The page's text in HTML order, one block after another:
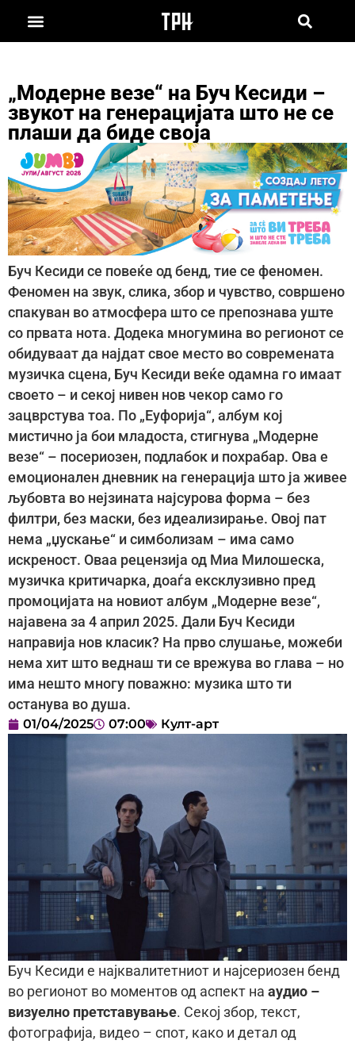
„Модерне везе“ на Буч Кесиди –
звукот на генерацијата што не се
плаши да биде своја
Буч Кесиди се повеќе од бенд, тие се феномен.
Феномен на звук, слика, збор и чувство, совршено
спакуван во атмосфера што се препознава уште
со првата нота. Додека многумина во регионот се
обидуваат да најдат свое место во современата
музичка сцена, Буч Кесиди веќе одамна го имаат
своето – и секој нивен нов чекор само го
зацврстува тоа. По „Еуфорија“, албум кој
мистично ја бои младоста, стигнува „Модерне
везе“ – посериозен, подлабок и похрабар. Ова е
емоционален дневник на генерација што ја живее
љубовта во нејзината најсурова форма – без
филтри, без маски, без идеализирање. Овој пат
нема „џускање“ и симболизам – има само
искреност. Оваа рецензија од Миа Милошеска,
музичка критичарка, доаѓа ексклузивно пред
промоцијата на новиот албум „Модерне везе“,
најавена за 4 април 2025. Дали Буч Кесиди
направија нов класик? На прво слушање, можеби
нема хит што веднаш ти се врежува во глава – но
има нешто многу поважно: музика што ти
останува во душа.
01/04/2025 07:00 Култ-арт
Буч Кесиди е најквалитетниот и најсериозен бенд
во регионот во моментов од аспект на аудио –
визуелно претставување. Секој збор, текст,
фотографија, видео – спот, како и детал од